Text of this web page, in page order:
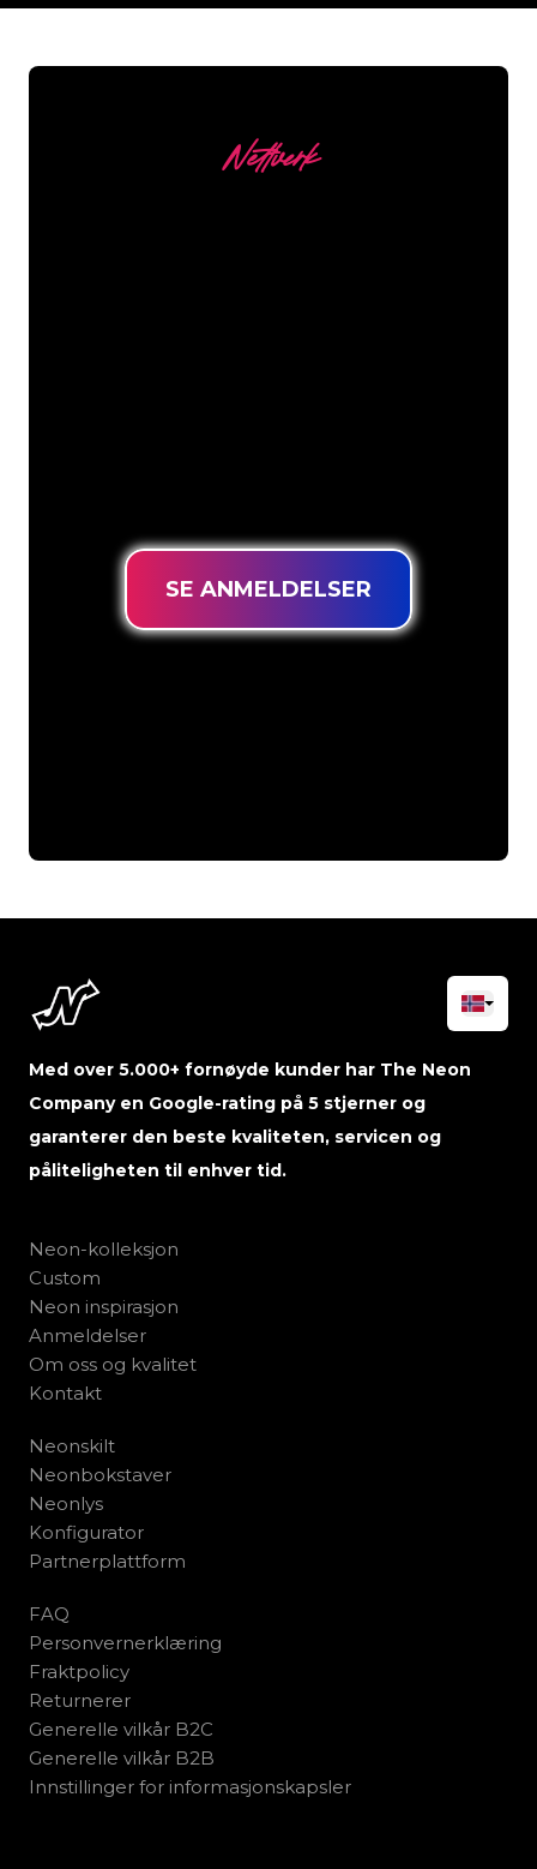
Nettverk
SE ANMELDELSER
Med over 5.000+ fornøyde kunder har The Neon
Company en Google-rating på 5 stjerner og
garanterer den beste kvaliteten, servicen og
påliteligheten til enhver tid.
Neon-kolleksjon
Custom
Neon inspirasjon
Anmeldelser
Om oss og kvalitet
Kontakt
Neonskilt
Neonbokstaver
Neonlys
Konfigurator
Partnerplattform
FAQ
Personvernerklæring
Fraktpolicy
Returnerer
Generelle vilkår B2C
Generelle vilkår B2B
Innstillinger for informasjonskapsler